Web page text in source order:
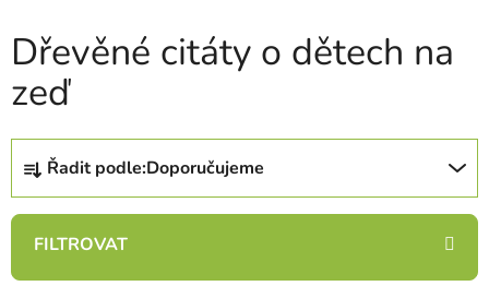
Dřevěné citáty o dětech na
zeď
Ř
z
n
Řadit podle:Doporučujeme